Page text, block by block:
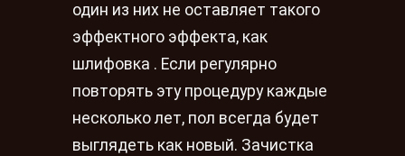
один из них не оставляет такого
эффектного эффекта, как
шлифовка . Если регулярно
повторять эту процедуру каждые
несколько лет, пол всегда будет
выглядеть как новый. Зачистка